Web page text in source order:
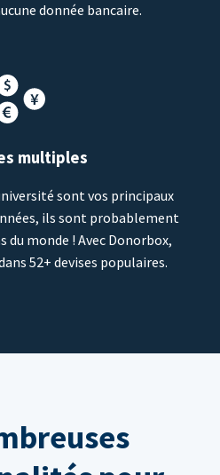
donnée bancaire.
multiples
sont vos principaux
ils sont probablement
du monde ! Avec Donorbox,
52+ devises populaires.